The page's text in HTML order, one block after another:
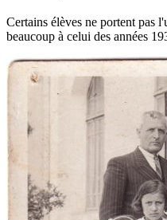
Certains élèves ne portent pas
beaucoup à celui des années